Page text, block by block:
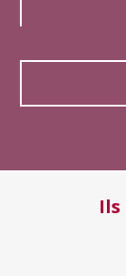
Ils